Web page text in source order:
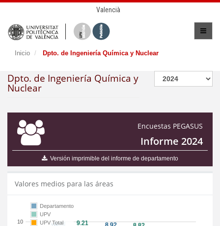
Valencià
Inicio Dpto. de Ingeniería Química y Nuclear
Dpto. de Ingeniería Química y
Nuclear
Encuestas PEGASUS
Informe 2024
Versión imprimible del informe de departamento
Valores medios para las áreas
10
Departamento
UPV
UPV Total